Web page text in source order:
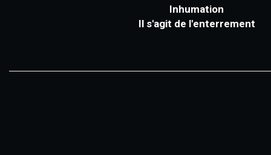
Inhumation
Il s'agit de l'enterrement